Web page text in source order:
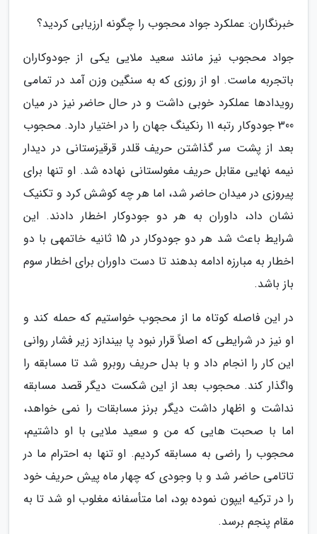
خبرنگاران: عملکرد جواد محجوب را چگونه ارزیابی کردید؟
جواد محجوب نیز مانند سعید ملایی یکی از جودوکاران
باتجربه ماست. او از روزی که به سنگین وزن آمد در تمامی
رویدادها عملکرد خوبی داشت و در حال حاضر نیز در میان
300 جودوکار رتبه 11 رنکینگ جهان را در اختیار دارد. محجوب
بعد از پشت سر گذاشتن حریف قلدر قرقیزستانی در دیدار
نیمه نهایی مقابل حریف مغولستانی نهاده شد. او تنها برای
پیروزی در میدان حاضر شد، اما هر چه کوشش کرد و تکنیک
نشان داد، داوران به هر دو جودوکار اخطار دادند. این
شرایط باعث شد هر دو جودوکار در 15 ثانیه خاتمهی با دو
اخطار به مبارزه ادامه بدهند تا دست داوران برای اخطار سوم
باز باشد.
در این فاصله کوتاه ما از محجوب خواستیم که حمله کند و
او نیز در شرایطی که اصلاً قرار نبود پا بیندازد زیر فشار روانی
این کار را انجام داد و با بدل حریف روبرو شد تا مسابقه را
واگذار کند. محجوب بعد از این شکست دیگر قصد مسابقه
نداشت و اظهار داشت دیگر برنز مسابقات را نمی خواهد،
اما با صحبت هایی که من و سعید ملایی با او داشتیم،
محجوب را راضی به مسابقه کردیم. او تنها به احترام ما در
تاتامی حاضر شد و با وجودی که چهار ماه پیش حریف خود
را در ترکیه ایپون نموده بود، اما متأسفانه مغلوب او شد تا به
مقام پنجم برسد.